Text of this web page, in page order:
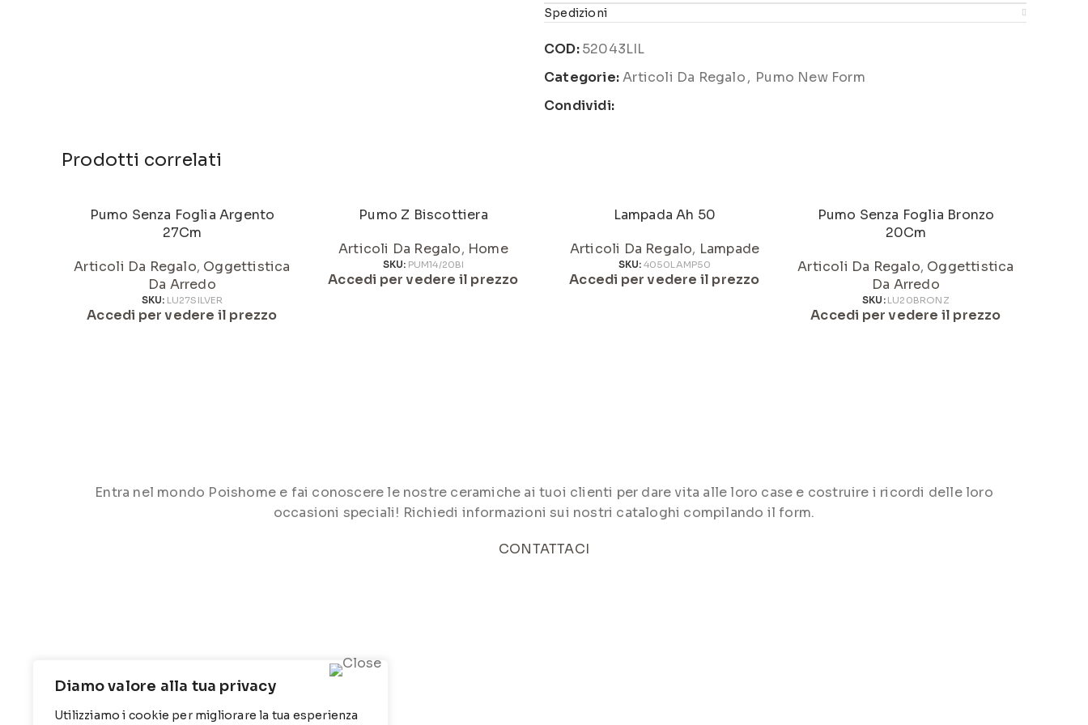
Diamo valore alla tua privacy
Utilizziamo i cookie per migliorare la tua esperienza
Spedizioni
COD:52043LIL
Categorie: Articoli Da Regalo, Pumo New Form
Condividi:
Prodotti correlati
Pumo Senza Foglia Argento
27Cm
Articoli Da Regalo, Oggettistica
Da Arredo
SKU: LU27SILVER
Accedi per vedere il prezzo
Pumo Z Biscottiera
Articoli Da Regalo, Home
SKU: PUM14/20BI
Accedi per vedere il prezzo
Lampada Ah 50
Articoli Da Regalo, Lampade
SKU: 4050LAMP50
Accedi per vedere il prezzo
Pumo Senza Foglia Bronzo
20Cm
Articoli Da Regalo, Oggettistica
Da Arredo
SKU: LU20BRONZ
Accedi per vedere il prezzo
Entra nel mondo Poishome e fai conoscere le nostre ceramiche ai tuoi clienti per dare vita alle loro case e costruire i ricordi delle loro
occasioni speciali! Richiedi informazioni sui nostri cataloghi compilando il form.
CONTATTACI